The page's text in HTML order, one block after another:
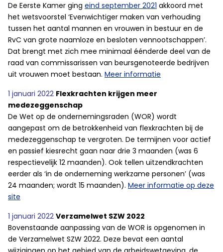
De Eerste Kamer ging eind september 2021 akkoord met
het wetsvoorstel ‘Evenwichtiger maken van verhouding
tussen het aantal mannen en vrouwen in bestuur en de
RvC van grote naamloze en besloten vennootschappen’.
Dat brengt met zich mee minimaal éénderde deel van de
raad van commissarissen van beursgenoteerde bedrijven
uit vrouwen moet bestaan. Meer informatie
1 januari 2022 Flexkrachten krijgen meer
medezeggenschap
De Wet op de ondernemingsraden (WOR) wordt
aangepast om de betrokkenheid van flexkrachten bij de
medezeggenschap te vergroten. De termijnen voor actief
en passief kiesrecht gaan naar drie 3 maanden (was 6
respectievelijk 12 maanden). Ook tellen uitzendkrachten
eerder als ‘in de onderneming werkzame personen’ (was
24 maanden; wordt 15 maanden). Meer informatie op deze
site
1 januari 2022 Verzamelwet SZW 2022
Bovenstaande aanpassing van de WOR is opgenomen in
de Verzamelwet SZW 2022. Deze bevat een aantal